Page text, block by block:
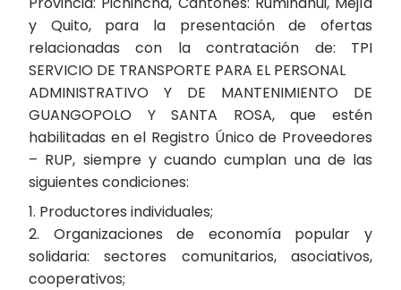
y Quito, para la presentación de ofertas
relacionadas con la contratación de: TPI
SERVICIO DE TRANSPORTE PARA EL PERSONAL
ADMINISTRATIVO Y DE MANTENIMIENTO DE
GUANGOPOLO Y SANTA ROSA, que estén
habilitadas en el Registro Único de Proveedores
– RUP, siempre y cuando cumplan una de las
siguientes condiciones:
1. Productores individuales;
2. Organizaciones de economía popular y
solidaria: sectores comunitarios, asociativos,
cooperativos;